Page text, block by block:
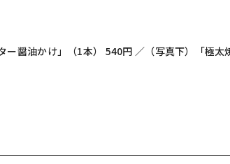
ー醤油かけ」（1本） 540円 ／（写真下）「極